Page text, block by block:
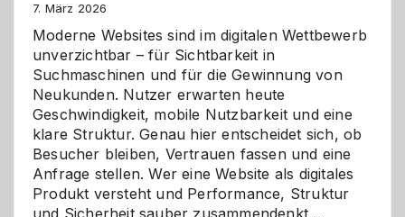
7. März 2026
Moderne Websites sind im digitalen Wettbewerb
unverzichtbar – für Sichtbarkeit in
Suchmaschinen und für die Gewinnung von
Neukunden. Nutzer erwarten heute
Geschwindigkeit, mobile Nutzbarkeit und eine
klare Struktur. Genau hier entscheidet sich, ob
Besucher bleiben, Vertrauen fassen und eine
Anfrage stellen. Wer eine Website als digitales
Produkt versteht und Performance, Struktur